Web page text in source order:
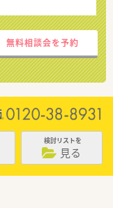
無料相談会を予約
検討リストを
見る